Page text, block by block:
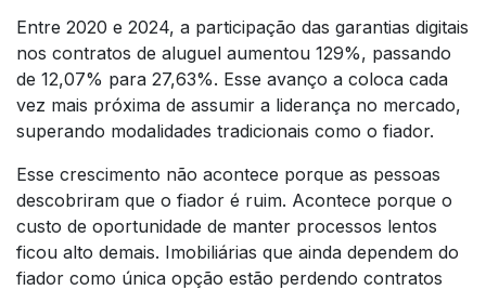
Entre 2020 e 2024, a participação das garantias digitais
nos contratos de aluguel aumentou 129%, passando
de 12,07% para 27,63%. Esse avanço a coloca cada
vez mais próxima de assumir a liderança no mercado,
superando modalidades tradicionais como o fiador.
Esse crescimento não acontece porque as pessoas
descobriram que o fiador é ruim. Acontece porque o
custo de oportunidade de manter processos lentos
ficou alto demais. Imobiliárias que ainda dependem do
fiador como única opção estão perdendo contratos